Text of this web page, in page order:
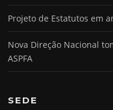
Projeto de Estatutos em
Nova Direção Nacional
ASPFA
SEDE